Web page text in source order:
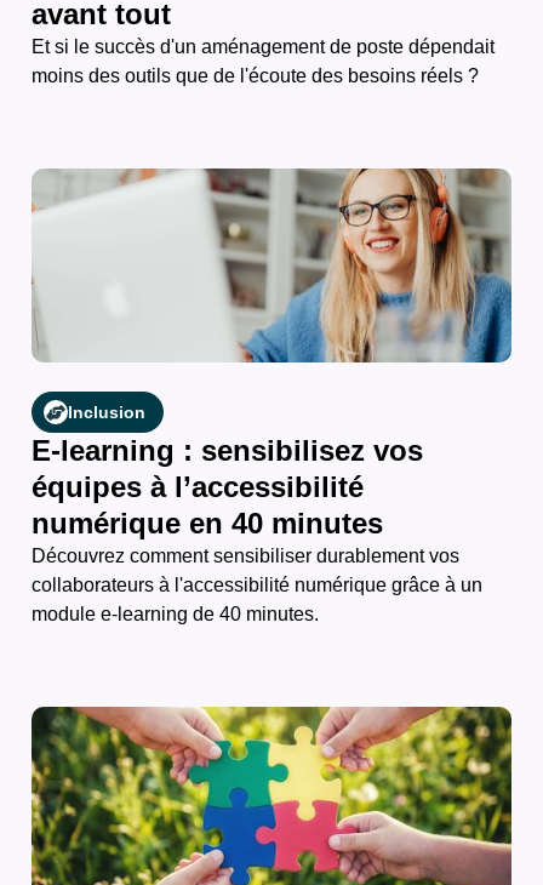
avant tout
Et si le succès d'un aménagement de poste dépendait
moins des outils que de l'écoute des besoins réels ?
Inclusion
E-learning : sensibilisez vos
équipes à l’accessibilité
numérique en 40 minutes
Découvrez comment sensibiliser durablement vos
collaborateurs à l'accessibilité numérique grâce à un
module e-learning de 40 minutes.